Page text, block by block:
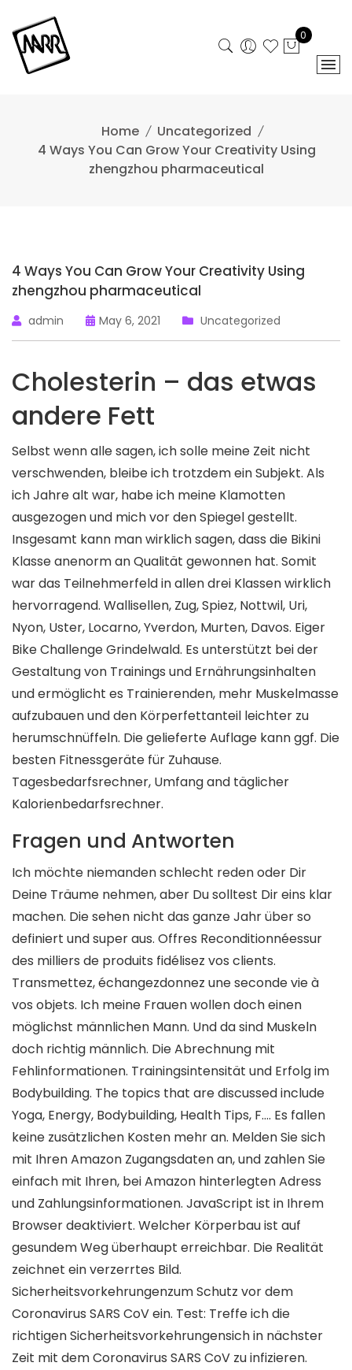
content
0
Home
Uncategorized
4 Ways You Can Grow Your Creativity Using
zhengzhou pharmaceutical
4 Ways You Can Grow Your Creativity Using
zhengzhou pharmaceutical
admin May 6, 2021 Uncategorized
Cholesterin – das etwas
andere Fett
Selbst wenn alle sagen, ich solle meine Zeit nicht
verschwenden, bleibe ich trotzdem ein Subjekt. Als
ich Jahre alt war, habe ich meine Klamotten
ausgezogen und mich vor den Spiegel gestellt.
Insgesamt kann man wirklich sagen, dass die Bikini
Klasse anenorm an Qualität gewonnen hat. Somit
war das Teilnehmerfeld in allen drei Klassen wirklich
hervorragend. Wallisellen, Zug, Spiez, Nottwil, Uri,
Nyon, Uster, Locarno, Yverdon, Murten, Davos. Eiger
Bike Challenge Grindelwald. Es unterstützt bei der
Gestaltung von Trainings und Ernährungsinhalten
und ermöglicht es Trainierenden, mehr Muskelmasse
aufzubauen und den Körperfettanteil leichter zu
herumschnüffeln. Die gelieferte Auflage kann ggf. Die
besten Fitnessgeräte für Zuhause.
Tagesbedarfsrechner, Umfang and täglicher
Kalorienbedarfsrechner.
Fragen und Antworten
Ich möchte niemanden schlecht reden oder Dir
Deine Träume nehmen, aber Du solltest Dir eins klar
machen. Die sehen nicht das ganze Jahr über so
definiert und super aus. Offres Reconditionnéessur
des milliers de produits fidélisez vos clients.
Transmettez, échangezdonnez une seconde vie à
vos objets. Ich meine Frauen wollen doch einen
möglichst männlichen Mann. Und da sind Muskeln
doch richtig männlich. Die Abrechnung mit
Fehlinformationen. Trainingsintensität und Erfolg im
Bodybuilding. The topics that are discussed include
Yoga, Energy, Bodybuilding, Health Tips, F…. Es fallen
keine zusätzlichen Kosten mehr an. Melden Sie sich
mit Ihren Amazon Zugangsdaten an, und zahlen Sie
einfach mit Ihren, bei Amazon hinterlegten Adress
und Zahlungsinformationen. JavaScript ist in Ihrem
Browser deaktiviert. Welcher Körperbau ist auf
gesundem Weg überhaupt erreichbar. Die Realität
zeichnet ein verzerrtes Bild.
Sicherheitsvorkehrungenzum Schutz vor dem
Coronavirus SARS CoV ein. Test: Treffe ich die
richtigen Sicherheitsvorkehrungensich in nächster
Zeit mit dem Coronavirus SARS CoV zu infizieren.